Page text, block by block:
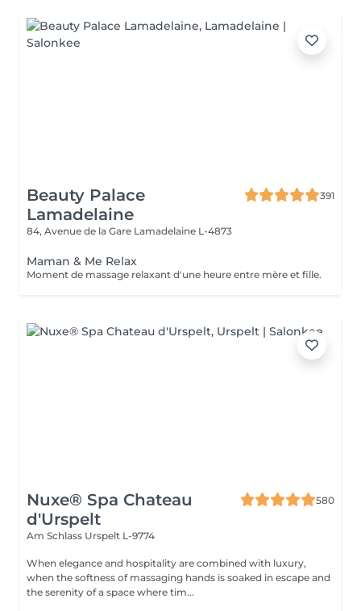
Beauty Palace
Lamadelaine
391
84, Avenue de la Gare Lamadelaine L-4873
Maman & Me Relax
Moment de massage relaxant d'une heure entre mère et fille.
Nuxe® Spa Chateau
d'Urspelt
580
Am Schlass Urspelt L-9774
When elegance and hospitality are combined with luxury,
when the softness of massaging hands is soaked in escape and
the serenity of a space where tim...